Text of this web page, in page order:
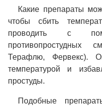
Какие препараты
чтобы сбить
проводить с
противопростудных
Терафлю, Фервекс).
температурой и
простуды.
Подобные